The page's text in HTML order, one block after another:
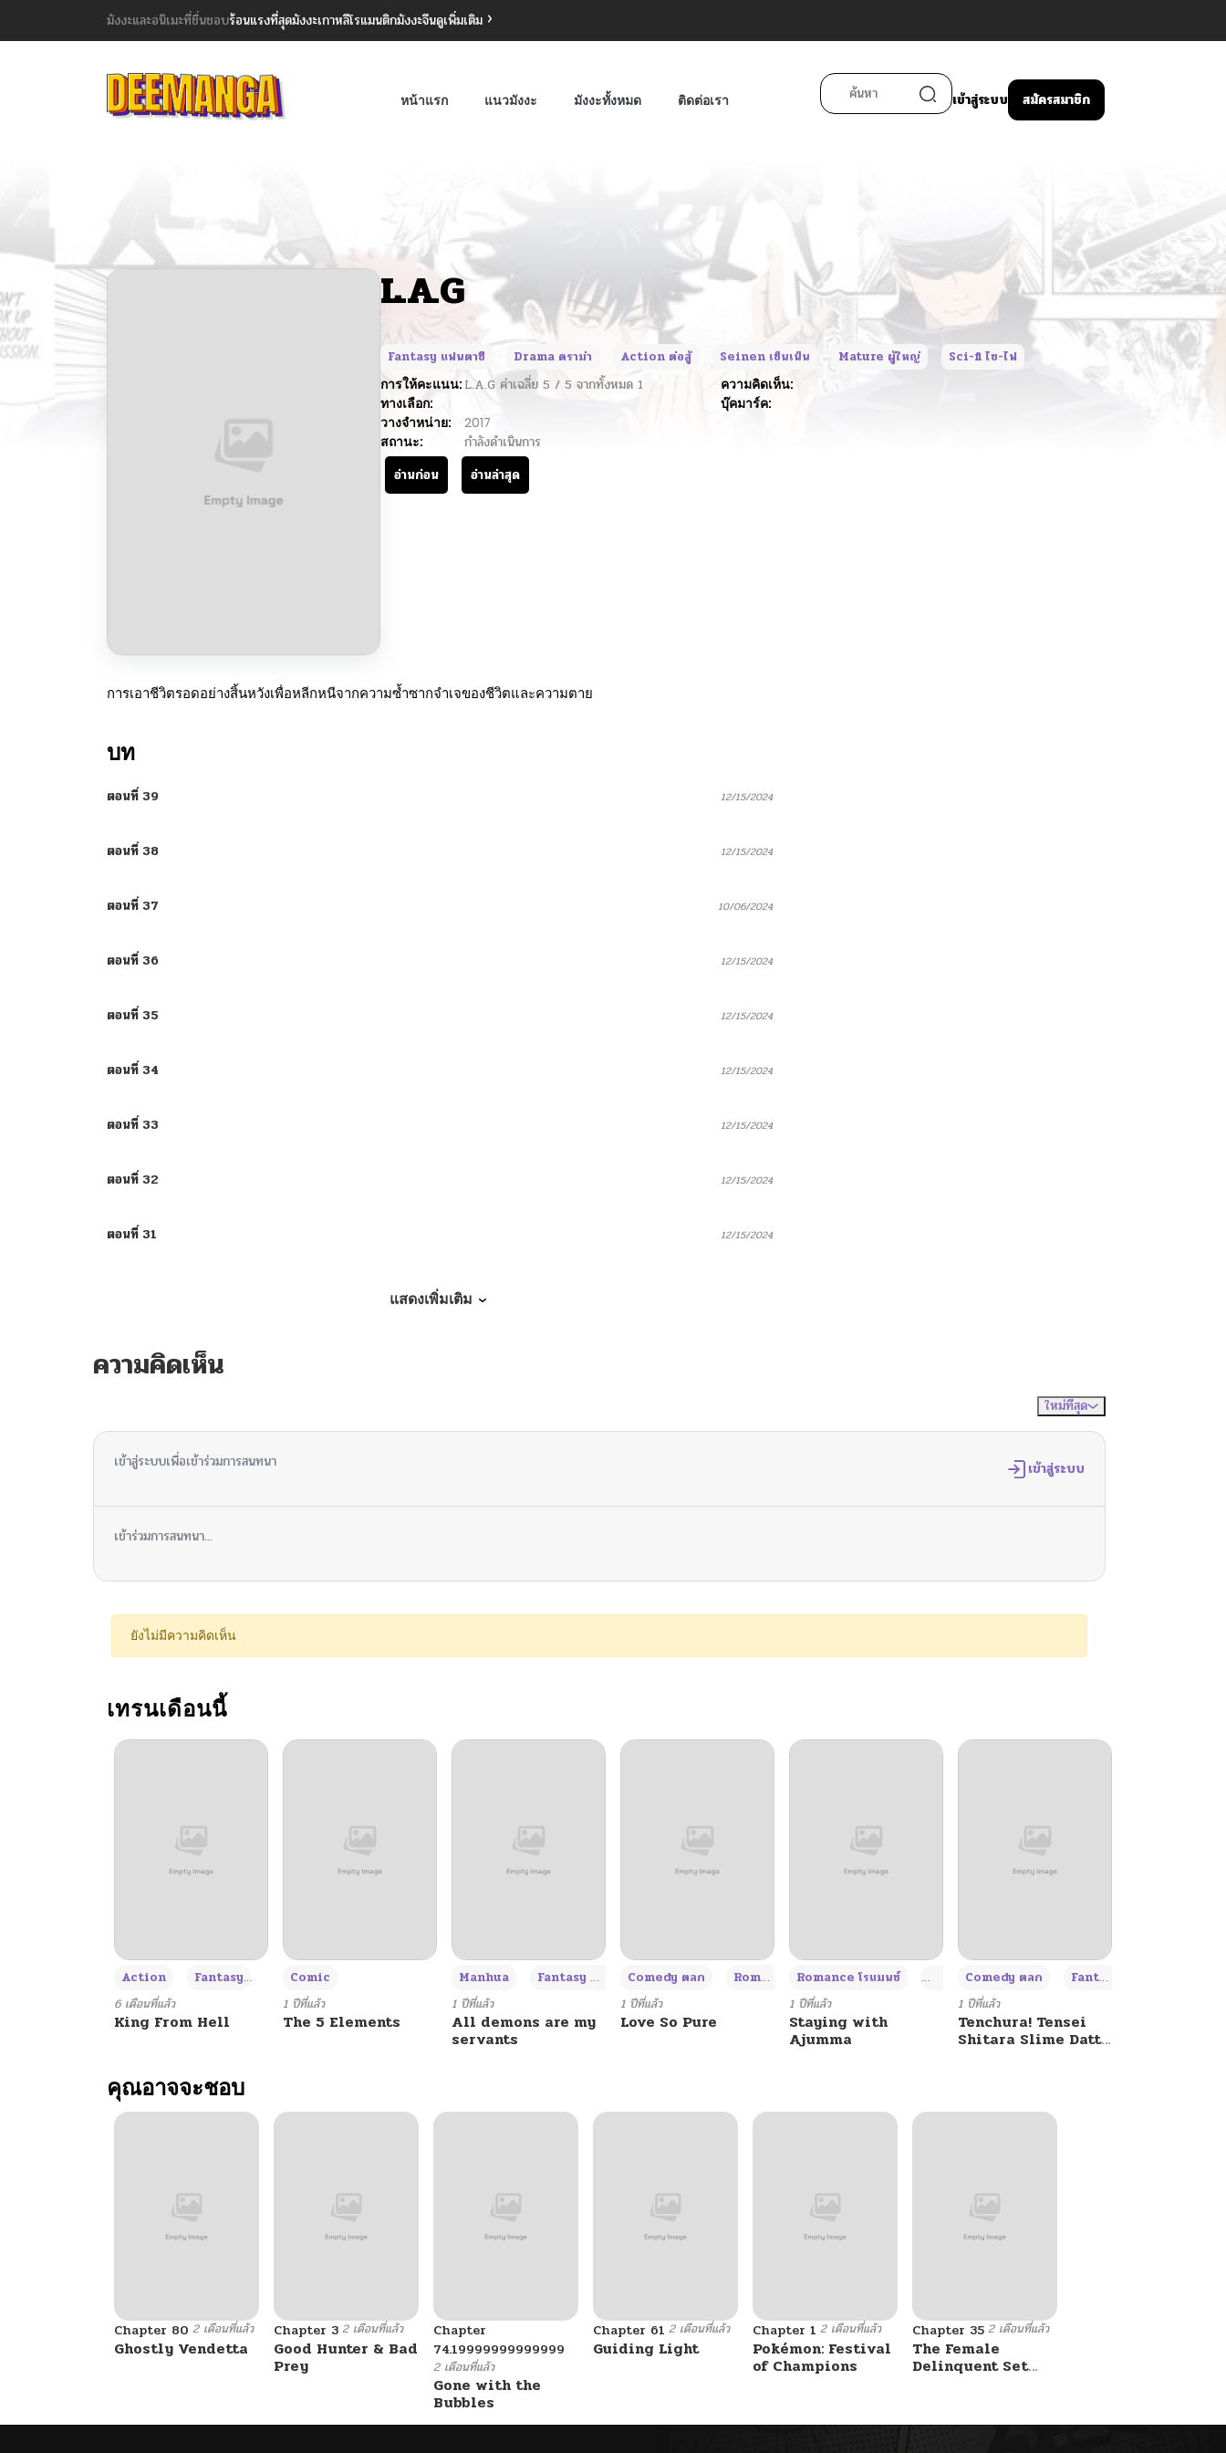
มังงะและอนิเมะที่ชื่นชอบร้อนแรงที่สุดมังงะเกาหลีโรแมนติกมังงะจีนดูเพิ่มเติม
หน้าแรก แนวมังงะ มังงะทั้งหมด ติดต่อเรา เข้าสู่ระบบ สมัครสมาชิก
L.A.G
Fantasy แฟนตาซี Drama ดราม่า Action ต่อสู้ Seinen เซ็นเน็น Mature ผู้ใหญ่
Sci-fi ไซ-ไฟ
การให้คะแนน: L.A.G ค่าเฉลี่ย 5 / 5 จากทั้งหมด 1
ความคิดเห็น:
ทางเลือก:
บุ๊คมาร์ค:
วางจำหน่าย:
2017
สถานะ:
กำลังดำเนินการ
อ่านก่อน
อ่านล่าสุด
การเอาชีวิตรอดอย่างสิ้นหวังเพื่อหลีกหนีจากความซ้ำซากจำเจของชีวิตและความตาย
บท
ตอนที่ 39 12/15/2024
ตอนที่ 38 12/15/2024
ตอนที่ 37 10/06/2024
ตอนที่ 36 12/15/2024
ตอนที่ 35 12/15/2024
ตอนที่ 34 12/15/2024
ตอนที่ 33 12/15/2024
ตอนที่ 32 12/15/2024
ตอนที่ 31 12/15/2024
ตอนที่ 27
ตอนที่ 26 12/15/2024
ตอนที่ 24 12/15/2024
ตอนที่ 18
ตอนที่ 17
ตอนที่ 15 12/15/2024
ตอนที่ 11 12/15/2024
แสดงเพิ่มเติม
ความคิดเห็น
ใหม่ที่สุด
เข้าสู่ระบบเพื่อเข้าร่วมการสนทนา เข้าสู่ระบบ
เข้าร่วมการสนทนา...
ยังไม่มีความคิดเห็น
เทรนเดือนนี้
Action Fantasy
6 เดือนที่แล้ว
King From Hell
Comic
1 ปีที่แล้ว
The 5 Elements
Manhua Fantasy แฟนตาซี +3
1 ปีที่แล้ว
All demons are my
servants
Comedy ตลก Romance โรแมนซ์ +4
1 ปีที่แล้ว
Love So Pure
Romance โรแมนซ์ Adult ผู้ใหญ่ +4
1 ปีที่แล้ว
Staying with
Ajumma
Comedy ตลก Fantasy แฟนตาซี
1 ปีที่แล้ว
Tenchura! Tensei
Shitara Slime Datta
คุณอาจจะชอบ
Chapter 80 2 เดือนที่แล้ว
Ghostly Vendetta
Chapter 3 2 เดือนที่แล้ว
Good Hunter & Bad
Prey
Chapter
74.19999999999999
2 เดือนที่แล้ว
Gone with the
Bubbles
Chapter 61 2 เดือนที่แล้ว
Guiding Light
Chapter 1 2 เดือนที่แล้ว
Pokémon: Festival
of Champions
Chapter 35 2 เดือนที่แล้ว
The Female
Delinquent Set